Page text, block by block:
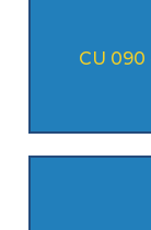
CU 090